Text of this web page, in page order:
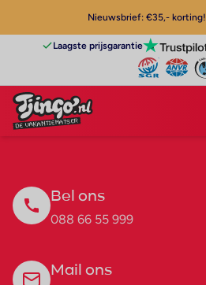
Nieuwsbrief: €35,- korting!
Laagste prijsgarantie
Bel ons
088 66 55 999
Mail ons